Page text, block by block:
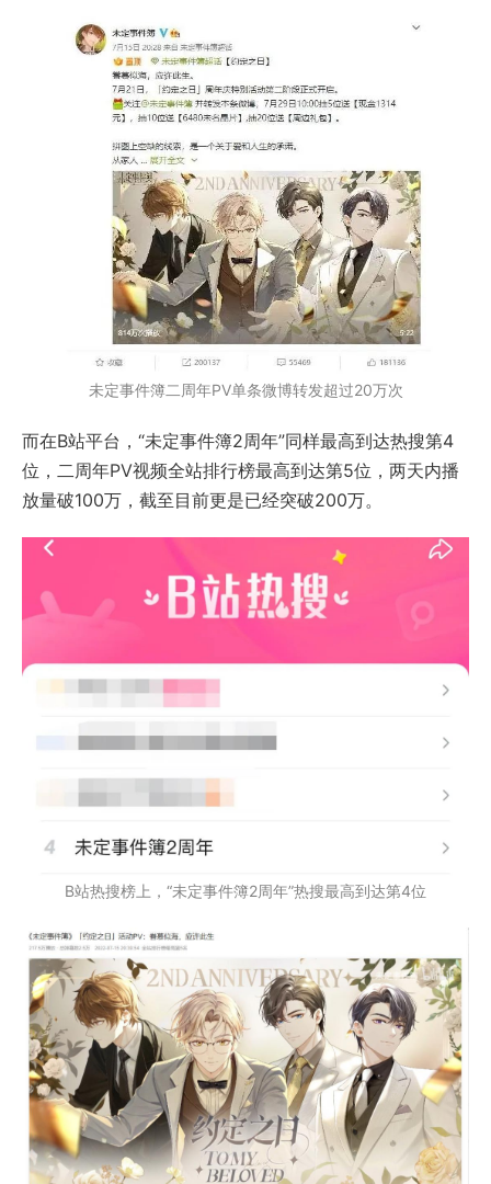
未定事件簿二周年PV单条微博转发超过20万次
而在B站平台，“未定事件簿2周年”同样最高到达热搜第4
位，二周年PV视频全站排行榜最高到达第5位，两天内播
放量破100万，截至目前更是已经突破200万。
B站热搜榜上，“未定事件簿2周年”热搜最高到达第4位